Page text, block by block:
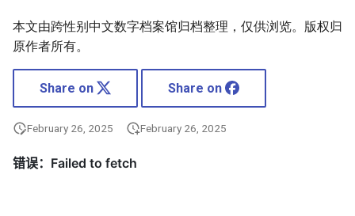
本文由跨性别中文数字档案馆归档整理，仅供浏览。版权归
原作者所有。
Share on Share on
February 26, 2025 February 26, 2025